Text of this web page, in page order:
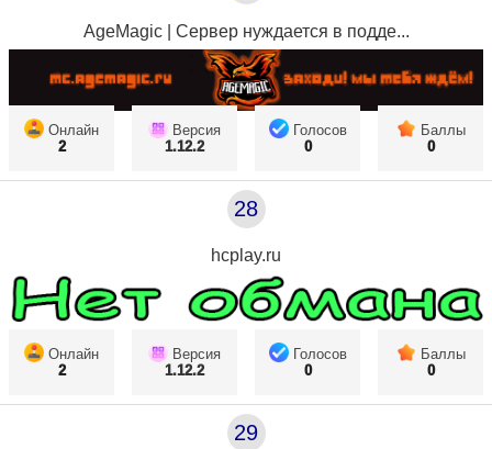
AgeMagic | Сервер нуждается в подде...
Онлайн
2
Версия
1.12.2
Голосов
0
Баллы
0
28
hcplay.ru
Онлайн
2
Версия
1.12.2
Голосов
0
Баллы
0
29